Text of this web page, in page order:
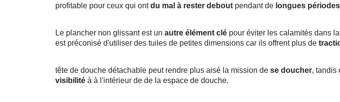
profitable pour ceux qui ontdu mal à rester debout pendant de longues périodes
Le plancher non glissant est un autre élément clé pour éviter les calamités dans la
est préconisé d'utiliser des tuiles de petites dimensions car ils offrent plus de
tête de douche détachable peut rendre plus aisé la mission de se doucher, tandis
visibilité à à l'intérieur de de la espace de douche.